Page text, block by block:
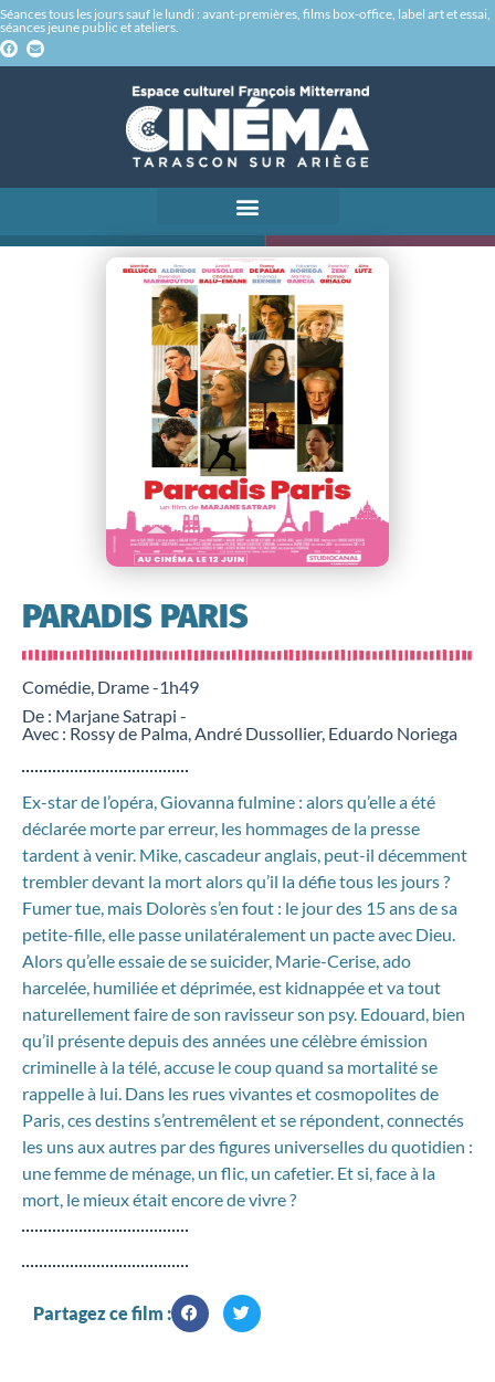
Séances tous les jours sauf le lundi : avant-premières, films box-office, label art et essai,
séances jeune public et ateliers.
PARADIS PARIS
Comédie, Drame -1h49
De : Marjane Satrapi -
Avec : Rossy de Palma, André Dussollier, Eduardo Noriega
Ex-star de l’opéra, Giovanna fulmine : alors qu’elle a été
déclarée morte par erreur, les hommages de la presse
tardent à venir. Mike, cascadeur anglais, peut-il décemment
trembler devant la mort alors qu’il la défie tous les jours ?
Fumer tue, mais Dolorès s’en fout : le jour des 15 ans de sa
petite-fille, elle passe unilatéralement un pacte avec Dieu.
Alors qu’elle essaie de se suicider, Marie-Cerise, ado
harcelée, humiliée et déprimée, est kidnappée et va tout
naturellement faire de son ravisseur son psy. Edouard, bien
qu’il présente depuis des années une célèbre émission
criminelle à la télé, accuse le coup quand sa mortalité se
rappelle à lui. Dans les rues vivantes et cosmopolites de
Paris, ces destins s’entremêlent et se répondent, connectés
les uns aux autres par des figures universelles du quotidien :
une femme de ménage, un flic, un cafetier. Et si, face à la
mort, le mieux était encore de vivre ?
Partagez ce film :